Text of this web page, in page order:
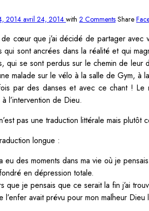
2014 avril 24, 2014 with 2 Comments Share
cœur que j’ai décidé de partager avec
qui sont ancrées dans la réalité et qui
qui se sont perdus sur le chemin de leur
malade sur le vélo à la salle de Gym, à
par des danses et avec ce chant ! Le
l’intervention de Dieu.
pas une traduction littérale mais
longue :
eu des moments dans ma vie où je
en dépression totale.
que je pensais que ce serait la fin j’ai
l’enfer avait prévu pour mon malheur Dieu